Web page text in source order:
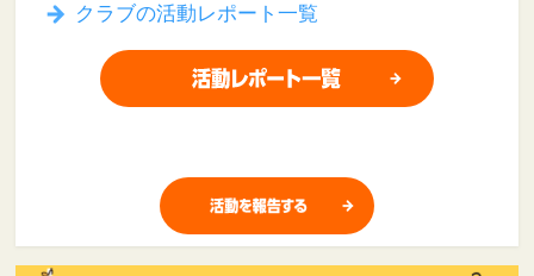
クラブの活動レポート一覧